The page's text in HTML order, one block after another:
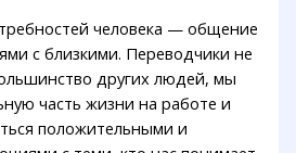
человека — общение
с близкими. Переводчики не
других людей, мы
часть жизни на работе и
положительными и